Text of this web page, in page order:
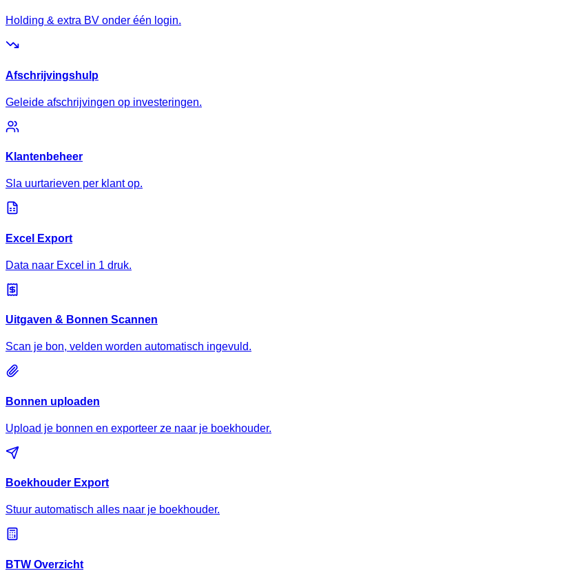
Holding & extra BV onder één login.
Afschrijvingshulp
Geleide afschrijvingen op investeringen.
Klantenbeheer
Sla uurtarieven per klant op.
Excel Export
Data naar Excel in 1 druk.
Uitgaven & Bonnen Scannen
Scan je bon, velden worden automatisch ingevuld.
Bonnen uploaden
Upload je bonnen en exporteer ze naar je boekhouder.
Boekhouder Export
Stuur automatisch alles naar je boekhouder.
BTW Overzicht